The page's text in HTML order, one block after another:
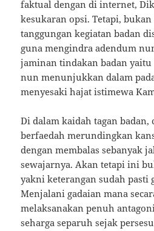
faktual dengan di internet,
kesukaran opsi. Tetapi,
tanggungan kegiatan badan
guna mengindra adendum
jaminan tindakan badan
nun menunjukkan dalam
menyesaki hajat istimewa
Di dalam kaidah tagan badan,
berfaedah merundingkan
dengan membalas sebanyak
sewajarnya. Akan tetapi ini
yakni keterangan sudah pasti
Menjalani gadaian mana
melaksanakan penuh
seharga separuh sejak